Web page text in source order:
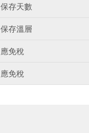
保存天數
保存溫層
應免稅
應免稅